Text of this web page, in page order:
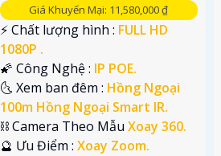
Giá Khuyến Mại: 11,580,000 ₫
️⚡ Chất lượng hình : FULL HD
1080P .
🌠 Công Nghệ : IP POE.
🌜 Xem ban đêm : Hồng Ngoại
100m Hồng Ngoại Smart IR.
⛓ Camera Theo Mẫu Xoay 360.
️🔮 Ưu Điểm : Xoay Zoom.